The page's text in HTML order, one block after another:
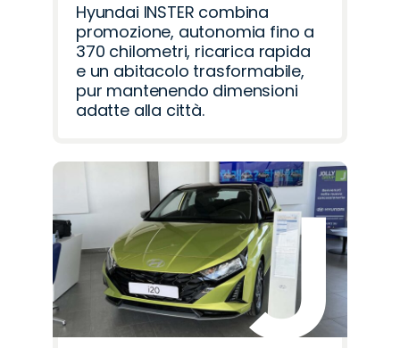
Hyundai INSTER combina
promozione, autonomia fino a
370 chilometri, ricarica rapida
e un abitacolo trasformabile,
pur mantenendo dimensioni
adatte alla città.